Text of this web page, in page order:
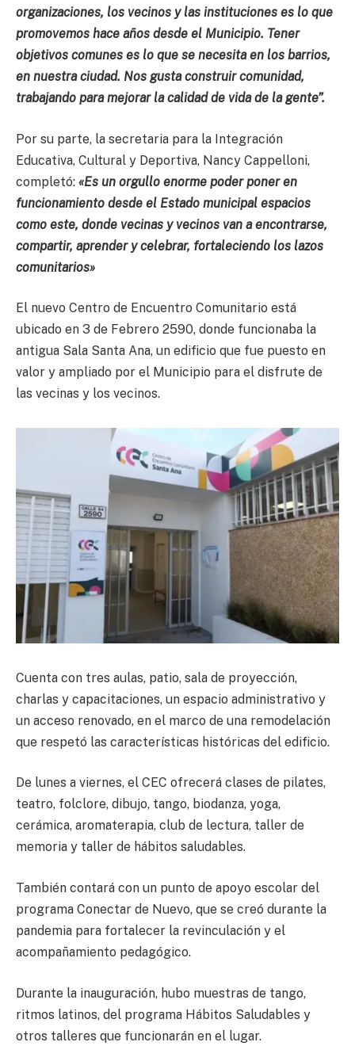
organizaciones, los vecinos y las instituciones es lo que
promovemos hace años desde el Municipio. Tener
objetivos comunes es lo que se necesita en los barrios,
en nuestra ciudad. Nos gusta construir comunidad,
trabajando para mejorar la calidad de vida de la gente”.
Por su parte, la secretaria para la Integración
Educativa, Cultural y Deportiva, Nancy Cappelloni,
completó: «Es un orgullo enorme poder poner en
funcionamiento desde el Estado municipal espacios
como este, donde vecinas y vecinos van a encontrarse,
compartir, aprender y celebrar, fortaleciendo los lazos
comunitarios»
El nuevo Centro de Encuentro Comunitario está
ubicado en 3 de Febrero 2590, donde funcionaba la
antigua Sala Santa Ana, un edificio que fue puesto en
valor y ampliado por el Municipio para el disfrute de
las vecinas y los vecinos.
Cuenta con tres aulas, patio, sala de proyección,
charlas y capacitaciones, un espacio administrativo y
un acceso renovado, en el marco de una remodelación
que respetó las características históricas del edificio.
De lunes a viernes, el CEC ofrecerá clases de pilates,
teatro, folclore, dibujo, tango, biodanza, yoga,
cerámica, aromaterapia, club de lectura, taller de
memoria y taller de hábitos saludables.
También contará con un punto de apoyo escolar del
programa Conectar de Nuevo, que se creó durante la
pandemia para fortalecer la revinculación y el
acompañamiento pedagógico.
Durante la inauguración, hubo muestras de tango,
ritmos latinos, del programa Hábitos Saludables y
otros talleres que funcionarán en el lugar.